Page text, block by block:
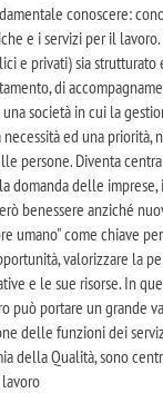
conoscere:
e i servizi per il
e privati) sia strutturato
di
società in cui la
ed una priorità,
persone. Diventa
domanda delle
benessere anziché
umano" come chiave
valorizzare la
e le sue risorse. In
può portare un grande
delle funzioni dei
della Qualità, sono